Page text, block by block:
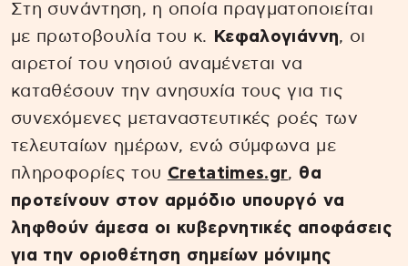
Στη συνάντηση, η οποία πραγματοποιείται
με πρωτοβουλία του κ.
Κεφαλογιάννη, οι
αιρετοί του νησιού αναμένεται να
καταθέσουν την ανησυχία τους για τις
συνεχόμενες μεταναστευτικές ροές των
τελευταίων ημέρων, ενώ σύμφωνα με
πληροφορίες του Cretatimes.gr, θα
προτείνουν στον αρμόδιο υπουργό να
ληφθούν άμεσα οι κυβερνητικές αποφάσεις
για την οριοθέτηση σημείων μόνιμης